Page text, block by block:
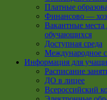
Платные
Финансово —
Вакантные места
обучающихся
Доступная среда
Международное
Информация для
Расписание
ДО в лицее
Всероссийский